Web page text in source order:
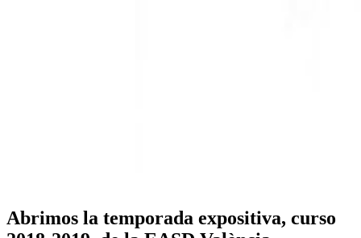
Abrimos la temporada expositiva, curso